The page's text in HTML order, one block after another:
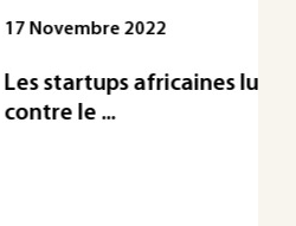
luttent